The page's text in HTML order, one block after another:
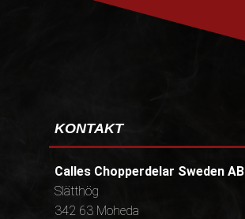
KONTAKT
Calles Chopperdelar Sweden AB
Slätthög
342 63 Moheda